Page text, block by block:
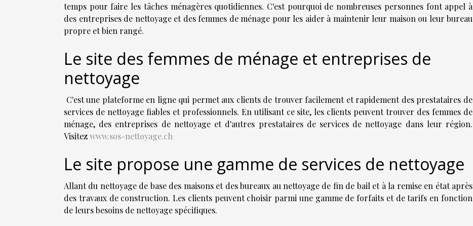
temps pour faire les tâches ménagères quotidiennes. C'est pourquoi de nombreuses personnes font appel à
des entreprises de nettoyage et des femmes de ménage pour les aider à maintenir leur maison ou leur bureau
propre et bien rangé.
Le site des femmes de ménage et entreprises de
nettoyage
C'est une plateforme en ligne qui permet aux clients de trouver facilement et rapidement des prestataires de
services de nettoyage fiables et professionnels. En utilisant ce site, les clients peuvent trouver des femmes de
ménage, des entreprises de nettoyage et d'autres prestataires de services de nettoyage dans leur région.
Visitezwww.sos-nettoyage.ch
Le site propose une gamme de services de nettoyage
Allant du nettoyage de base des maisons et des bureaux au nettoyage de fin de bail et à la remise en état après
des travaux de construction. Les clients peuvent choisir parmi une gamme de forfaits et de tarifs en fonction
de leurs besoins de nettoyage spécifiques.